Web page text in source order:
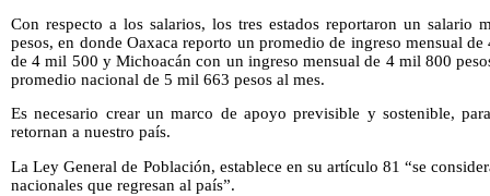
Con respecto a los salarios, los tres estados reportaron un salario
pesos, en donde Oaxaca reporto un promedio de ingreso mensual
de 4 mil 500 y Michoacán con un ingreso mensual de 4 mil 800
promedio nacional de 5 mil 663 pesos al mes.
Es necesario crear un marco de apoyo previsible y sostenible,
retornan a nuestro país.
La Ley General de Población, establece en su artículo 81 “se
nacionales que regresan al país”.